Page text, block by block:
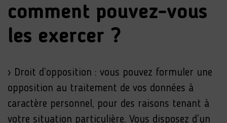
comment pouvez-vous
les exercer ?
› Droit d’opposition : vous pouvez formuler une
opposition au traitement de vos données à
caractère personnel, pour des raisons tenant à
votre situation particulière. Vous disposez d’un